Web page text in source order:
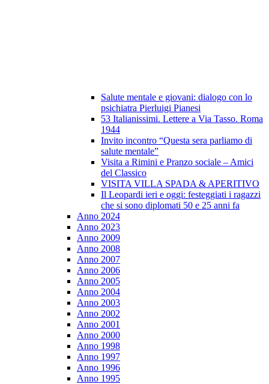
Salute mentale e giovani: dialogo con lo
psichiatra Pierluigi Pianesi
53 Italianissimi. Lettere a Via Tasso. Roma
1944
Invito incontro “Questa sera parliamo di
salute mentale”
Visita a Rimini e Pranzo sociale – Amici
del Classico
VISITA VILLA SPADA & APERITIVO
Il Leopardi ieri e oggi: festeggiati i ragazzi
che si sono diplomati 50 e 25 anni fa
Anno 2024
Anno 2023
Anno 2009
Anno 2008
Anno 2007
Anno 2006
Anno 2005
Anno 2004
Anno 2003
Anno 2002
Anno 2001
Anno 2000
Anno 1998
Anno 1997
Anno 1996
Anno 1995